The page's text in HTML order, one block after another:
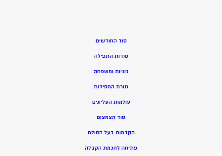
סוד החודשים
סודות התפילה
זוגיות ומשפחה
תורת החסידות
עולמות העליונים
סוד הצמצום
הקדמות בעל הסולם
פתיחה לחכמת הקבלה